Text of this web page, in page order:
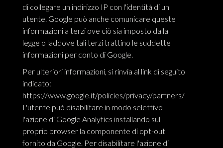
di collegare un indirizzo IP con l'identità di un
utente. Google può anche comunicare queste
informazioni a terzi ove ciò sia imposto dalla
legge o laddove tali terzi trattino le suddette
informazioni per conto di Google.
Per ulteriori informazioni, si rinvia al link di seguito
indicato:
https://www.google.it/policies/privacy/partners/
L'utente può disabilitare in modo selettivo
l'azione di Google Analytics installando sul
proprio browser la componente di opt-out
fornito da Google. Per disabilitare l'azione di